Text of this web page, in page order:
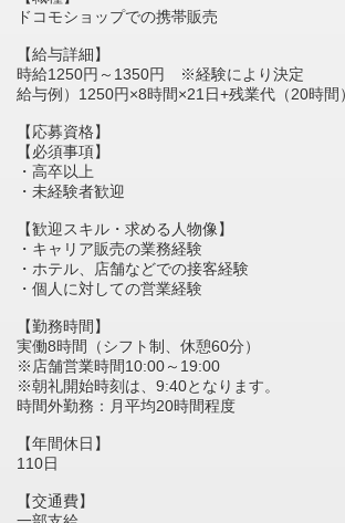
ドコモショップでの携帯販売
【給与詳細】
時給1250円～1350円 ※経験により決定
給与例）1250円×8時間×21日+残業代（20時間
【応募資格】
【必須事項】
・高卒以上
・未経験者歓迎
【歓迎スキル・求める人物像】
・キャリア販売の業務経験
・ホテル、店舗などでの接客経験
・個人に対しての営業経験
【勤務時間】
実働8時間（シフト制、休憩60分）
※店舗営業時間10:00～19:00
※朝礼開始時刻は、9:40となります。
時間外勤務：月平均20時間程度
【年間休日】
110日
【交通費】